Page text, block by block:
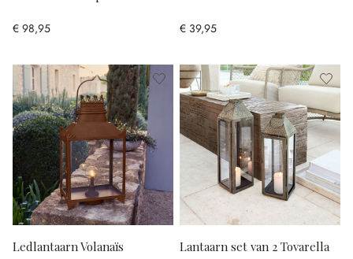
€ 98,95 € 39,95
Ledlantaarn Volanaïs Lantaarn set van 2 Tovarella